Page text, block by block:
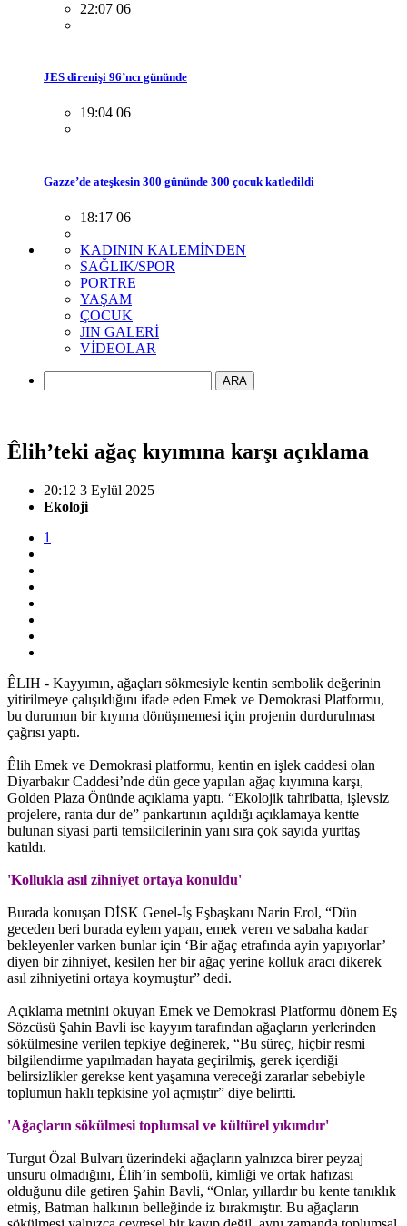
22:07 06
JES direnişi 96’ncı gününde
19:04 06
Gazze’de ateşkesin 300 gününde 300 çocuk katledildi
18:17 06
KADININ KALEMİNDEN
SAĞLIK/SPOR
PORTRE
YAŞAM
ÇOCUK
JIN GALERİ
VİDEOLAR
ARA
Êlih’teki ağaç kıyımına karşı açıklama
20:12 3 Eylül 2025
Ekoloji
1
|
ÊLIH - Kayyımın, ağaçları sökmesiyle kentin sembolik değerinin
yitirilmeye çalışıldığını ifade eden Emek ve Demokrasi Platformu,
bu durumun bir kıyıma dönüşmemesi için projenin durdurulması
çağrısı yaptı.
Êlih Emek ve Demokrasi platformu, kentin en işlek caddesi olan
Diyarbakır Caddesi’nde dün gece yapılan ağaç kıyımına karşı,
Golden Plaza Önünde açıklama yaptı. “Ekolojik tahribatta, işlevsiz
projelere, ranta dur de” pankartının açıldığı açıklamaya kentte
bulunan siyasi parti temsilcilerinin yanı sıra çok sayıda yurttaş
katıldı.
'Kollukla asıl zihniyet ortaya konuldu'
Burada konuşan DİSK Genel-İş Eşbaşkanı Narin Erol, “Dün
geceden beri burada eylem yapan, emek veren ve sabaha kadar
bekleyenler varken bunlar için ‘Bir ağaç etrafında ayin yapıyorlar’
diyen bir zihniyet, kesilen her bir ağaç yerine kolluk aracı dikerek
asıl zihniyetini ortaya koymuştur” dedi.
Açıklama metnini okuyan Emek ve Demokrasi Platformu dönem Eş
Sözcüsü Şahin Bavli ise kayyım tarafından ağaçların yerlerinden
sökülmesine verilen tepkiye değinerek, “Bu süreç, hiçbir resmi
bilgilendirme yapılmadan hayata geçirilmiş, gerek içerdiği
belirsizlikler gerekse kent yaşamına vereceği zararlar sebebiyle
toplumun haklı tepkisine yol açmıştır” diye belirtti.
'Ağaçların sökülmesi toplumsal ve kültürel yıkımdır'
Turgut Özal Bulvarı üzerindeki ağaçların yalnızca birer peyzaj
unsuru olmadığını, Êlih’in sembolü, kimliği ve ortak hafızası
olduğunu dile getiren Şahin Bavli, “Onlar, yıllardır bu kente tanıklık
etmiş, Batman halkının belleğinde iz bırakmıştır. Bu ağaçların